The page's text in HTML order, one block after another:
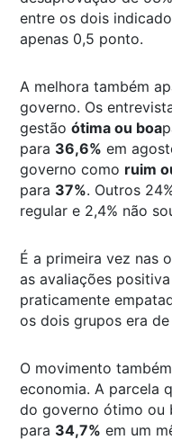
entre os dois
apenas 0,5 ponto.
A melhora também
governo. Os
gestão ótima ou boa
para 36,6% em
governo como ruim
para 37%. Outros
regular e 2,4% não
É a primeira vez nas
as avaliações
praticamente
os dois grupos era
O movimento
economia. A parcela
do governo ótimo ou
para 34,7% em um